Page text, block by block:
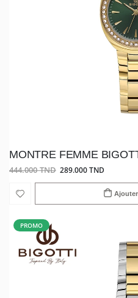
MONTRE FEMME
444.000 TND 289.000 TND
PROMO